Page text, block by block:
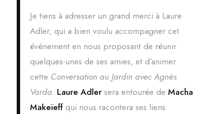
Je tiens à adresser un grand merci à Laure
Adler, qui a bien voulu accompagner cet
évènement en nous proposant de réunir
quelques-unes de ses amies, et d’animer
cette Conversation au Jardin avec Agnès
Varda. Laure Adlersera entourée de Macha
Makeïeffqui nous racontera ses liens